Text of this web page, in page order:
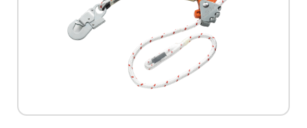
חבל 2 מטר למיקום ותמיכה (חבל עבודה)
עם אגרופן טכנולוגי לכוונון נוח וקרבינות
עם חיבור מהיר